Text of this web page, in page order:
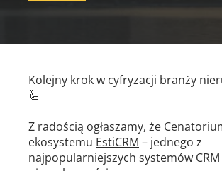
Kolejny krok w cyfryzacji branży
🦾
Z radością ogłaszamy, że
ekosystemu EstiCRM – jednego z
najpopularniejszych systemów